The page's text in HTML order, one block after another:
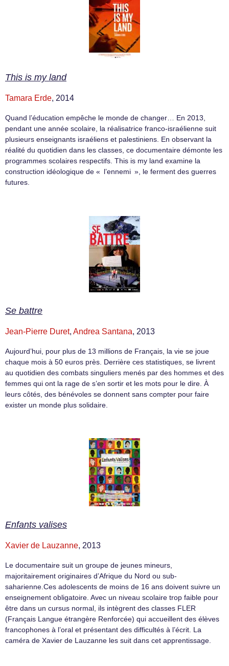
This is my land
Tamara Erde, 2014
Quand l’éducation empêche le monde de changer… En 2013,
pendant une année scolaire, la réalisatrice franco-israélienne suit
plusieurs enseignants israéliens et palestiniens. En observant la
réalité du quotidien dans les classes, ce documentaire démonte les
programmes scolaires respectifs. This is my land examine la
construction idéologique de « l’ennemi », le ferment des guerres
futures.
Se battre
Jean-Pierre Duret, Andrea Santana, 2013
Aujourd’hui, pour plus de 13 millions de Français, la vie se joue
chaque mois à 50 euros près. Derrière ces statistiques, se livrent
au quotidien des combats singuliers menés par des hommes et des
femmes qui ont la rage de s’en sortir et les mots pour le dire. À
leurs côtés, des bénévoles se donnent sans compter pour faire
exister un monde plus solidaire.
Enfants valises
Xavier de Lauzanne, 2013
Le documentaire suit un groupe de jeunes mineurs,
majoritairement originaires d’Afrique du Nord ou sub-
saharienne.Ces adolescents de moins de 16 ans doivent suivre un
enseignement obligatoire. Avec un niveau scolaire trop faible pour
être dans un cursus normal, ils intègrent des classes FLER
(Français Langue étrangère Renforcée) qui accueillent des élèves
francophones à l’oral et présentant des difficultés à l’écrit. La
caméra de Xavier de Lauzanne les suit dans cet apprentissage.